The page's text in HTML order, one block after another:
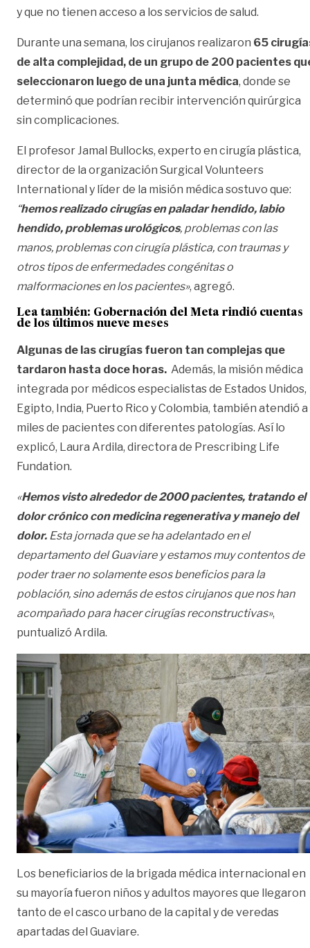
y que no tienen acceso a los servicios de salud.
Durante una semana, los cirujanos realizaron 65
de alta complejidad, de un grupo de 200 pacientes
seleccionaron luego de una junta médica, donde se
determinó que podrían recibir intervención quirúrgica
sin complicaciones.
El profesor Jamal Bullocks, experto en cirugía plástica,
director de la organización Surgical Volunteers
International y líder de la misión médica sostuvo que:
“hemos realizado cirugías en paladar hendido, labio
hendido, problemas urológicos, problemas con las
manos, problemas con cirugía plástica, con traumas y
otros tipos de enfermedades congénitas o
malformaciones en los pacientes», agregó.
Lea también: Gobernación del Meta rindió cuentas
de los últimos nueve meses
Algunas de las cirugías fueron tan complejas que
tardaron hasta doce horas. Además, la misión médica
integrada por médicos especialistas de Estados Unidos,
Egipto, India, Puerto Rico y Colombia, también atendió a
miles de pacientes con diferentes patologías. Así lo
explicó, Laura Ardila, directora de Prescribing Life
Fundation.
«Hemos visto alrededor de 2000 pacientes, tratando el
dolor crónico con medicina regenerativa y manejo del
dolor. Esta jornada que se ha adelantado en el
departamento del Guaviare y estamos muy contentos de
poder traer no solamente esos beneficios para la
población, sino además de estos cirujanos que nos han
acompañado para hacer cirugías reconstructivas»,
puntualizó Ardila.
Los beneficiarios de la brigada médica internacional en
su mayoría fueron niños y adultos mayores que llegaron
tanto de el casco urbano de la capital y de veredas
apartadas del Guaviare.